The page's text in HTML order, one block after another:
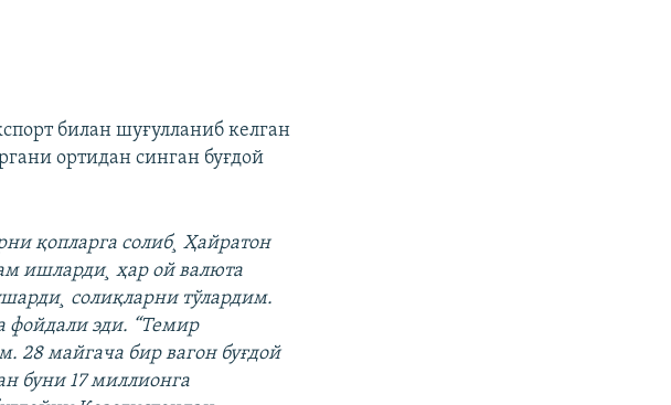
билан шуғулланиб келган
ортидан синган буғдой
қопларга солиб¸ Ҳайратон
ишларди¸ ҳар ой валюта
солиқларни тўлардим.
фойдали эди. “Темир
28 майгача бир вагон буғдой
буни 17 миллионга